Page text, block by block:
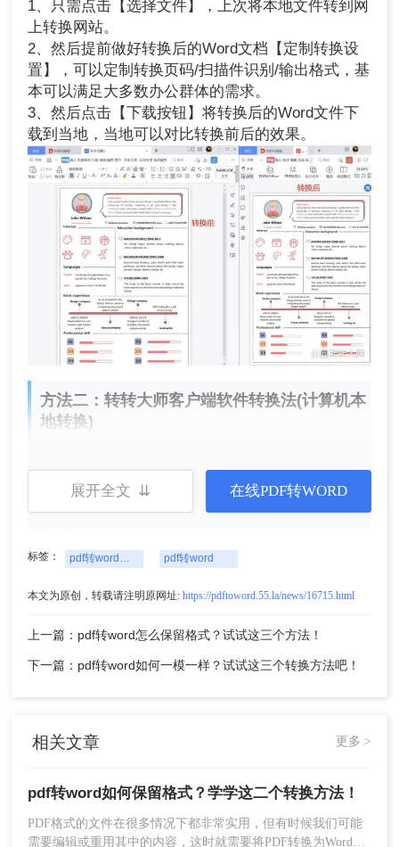
1、只需点击【选择文件】，上次将本地文件转到网
上转换网站。
2、然后提前做好转换后的Word文档【定制转换设
置】，可以定制转换页码/扫描件识别/输出格式，基
本可以满足大多数办公群体的需求。
3、然后点击【下载按钮】将转换后的Word文件下
载到当地，当地可以对比转换前后的效果。
方法二：转转大师客户端软件转换法(计算机本
地转换)
的。如果经常使用文件转换，不妨下载软件进行批
量转换，下次可以在计算机桌面上找到。
1、需要将上面显示的软件安装到计算机本地，然后
2、将本地文件添加到手机中，然后在本地设置文件
Word文件。
展开全文 ⇊ 在线PDF转WORD
标签： pdf转word如何保留格式 pdf转word
本文为原创，转载请注明原网址: https://pdftoword.55.la/news/16715.html
上一篇：pdf转word怎么保留格式？试试这三个方法！
下一篇：pdf转word如何一模一样？试试这三个转换方法吧！
相关文章 更多 >
pdf转word如何保留格式？学学这二个转换方法！
PDF格式的文件在很多情况下都非常实用，但有时候我们可能
需要编辑或重用其中的内容，这时就需要将PDF转换为Word格